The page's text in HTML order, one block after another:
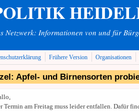
Netzwerk: Informationen von und für
Frühere Version Organisationen
Apfel- und Birnensorten
Termin am Freitag muss leider entfallen. Dafür